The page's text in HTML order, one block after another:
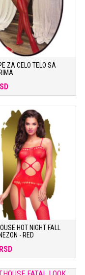
ZA CELO TELO SA
HOT NIGHT FALL
- RED